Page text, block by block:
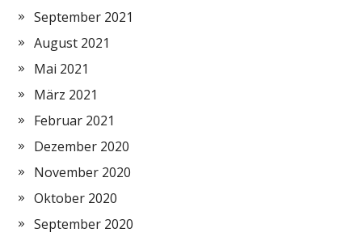
September 2021
August 2021
Mai 2021
März 2021
Februar 2021
Dezember 2020
November 2020
Oktober 2020
September 2020